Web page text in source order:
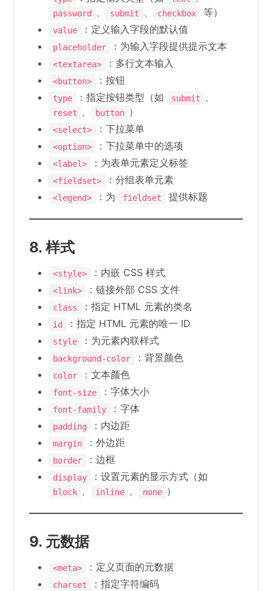
password 、 submit 、 checkbox 等）
value ：定义输入字段的默认值
placeholder ：为输入字段提供提示文本
<textarea> ：多行文本输入
<button> ：按钮
type ：指定按钮类型（如 submit 、
reset 、 button ）
<select> ：下拉菜单
<option> ：下拉菜单中的选项
<label> ：为表单元素定义标签
<fieldset> ：分组表单元素
<legend> ：为 fieldset 提供标题
8. 样式
<style> ：内嵌 CSS 样式
<link> ：链接外部 CSS 文件
class ：指定 HTML 元素的类名
id ：指定 HTML 元素的唯一 ID
style ：为元素内联样式
background-color ：背景颜色
color ：文本颜色
font-size ：字体大小
font-family ：字体
padding ：内边距
margin ：外边距
border ：边框
display ：设置元素的显示方式（如
block 、 inline 、 none ）
9. 元数据
<meta> ：定义页面的元数据
charset ：指定字符编码